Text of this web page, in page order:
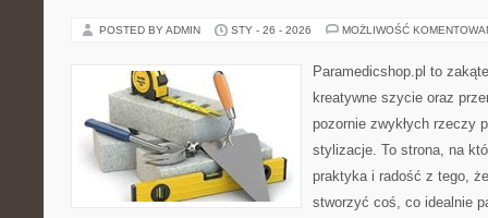
POSTED BY ADMIN STY - 26 - 2026 MOŻLIWOŚĆ
Paramedicshop.pl to
kreatywne szycie oraz
pozornie zwykłych rzeczy
stylizacje. To strona, na
praktyka i radość z tego,
stworzyć coś, co idealnie